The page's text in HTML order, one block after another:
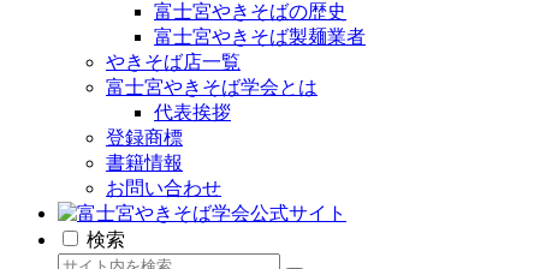
富士宮やきそばの歴史
富士宮やきそば製麺業者
やきそば店一覧
富士宮やきそば学会とは
代表挨拶
登録商標
書籍情報
お問い合わせ
検索